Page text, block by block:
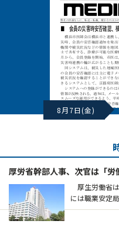
8月7日(金)
厚労省幹部人事、次官は「労
厚生労働省
には職業安定